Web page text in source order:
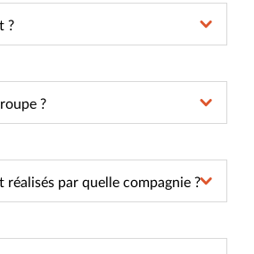
?
?
réalisés par quelle compagnie ?